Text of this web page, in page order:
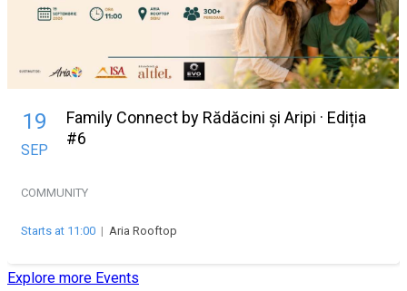
19
SEP
Family Connect by Rădăcini și Aripi · Ediția
#6
COMMUNITY
Starts at 11:00 | Aria Rooftop
Explore more Events